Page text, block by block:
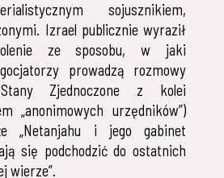
sojusznikiem,
Izrael publicznie wyraził
ze sposobu, w jaki
prowadzą rozmowy
Zjednoczone z kolei
„anonimowych urzędników”)
„Netanjahu i jego gabinet
się podchodzić do ostatnich
wierze”.